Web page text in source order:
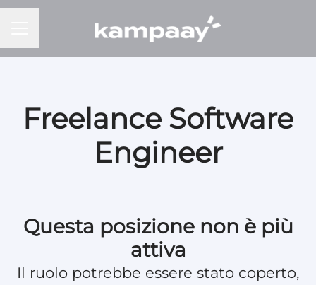
MENU CARRIERA
Freelance Software
Engineer
Questa posizione non è più
attiva
Il ruolo potrebbe essere stato coperto,